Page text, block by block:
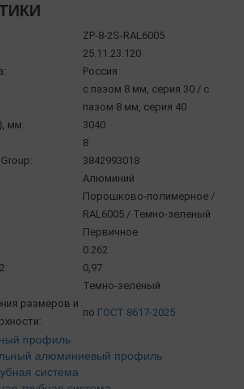
ZP-8-2S-RAL6005
25.11.23.120
Россия
с пазом 8 мм, серия 30 / с
пазом 8 мм, серия 40
мм:
3040
8
3842993018
Алюминий
Порошково-полимерное /
RAL6005 / Темно-зеленый
Первичное
0.262
0,97
Темно-зеленый
размеров и
по ГОСТ 8617-2025
профиль
алюминиевый профиль
система